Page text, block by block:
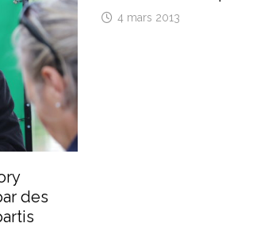
des
4 mars 2013